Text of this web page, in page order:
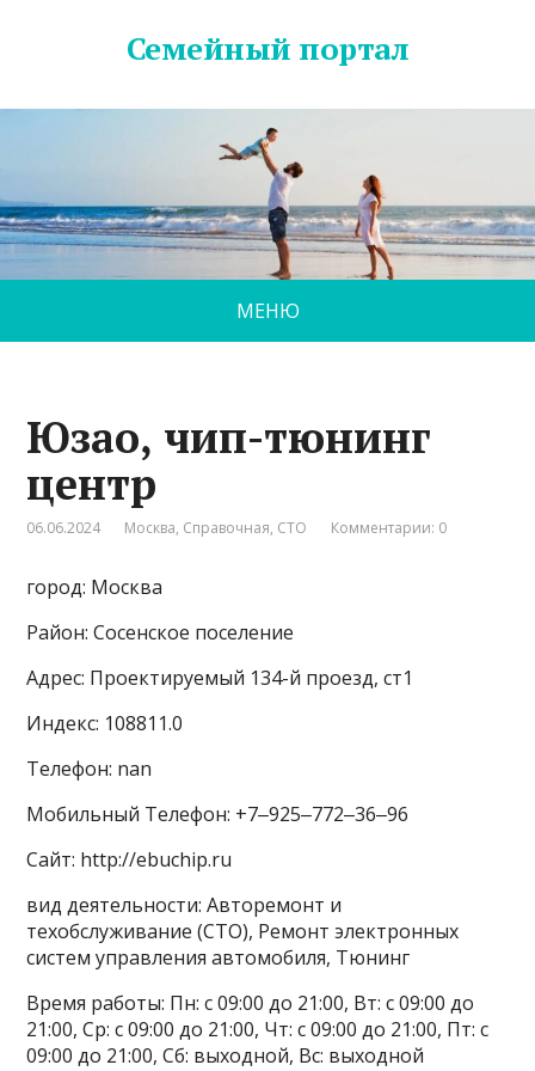
Семейный портал
МЕНЮ
Юзао, чип-тюнинг
центр
06.06.2024 Москва, Справочная, СТО Комментарии: 0
город: Москва
Район: Сосенское поселение
Адрес: Проектируемый 134-й проезд, ст1
Индекс: 108811.0
Телефон: nan
Мобильный Телефон: +7‒925‒772‒36‒96
Сайт: http://ebuchip.ru
вид деятельности: Авторемонт и
техобслуживание (СТО), Ремонт электронных
систем управления автомобиля, Тюнинг
Время работы: Пн: с 09:00 до 21:00, Вт: с 09:00 до
21:00, Ср: с 09:00 до 21:00, Чт: с 09:00 до 21:00, Пт: с
09:00 до 21:00, Сб: выходной, Вс: выходной